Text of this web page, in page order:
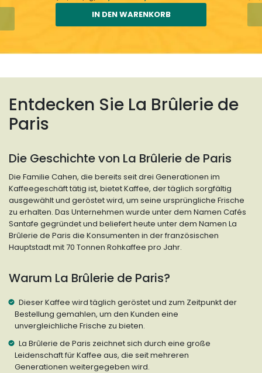
IN DEN WARENKORB
Entdecken Sie La Brûlerie de
Paris
Die Geschichte von La Brûlerie de Paris
Die Familie Cahen, die bereits seit drei Generationen im
Kaffeegeschäft tätig ist, bietet Kaffee, der täglich sorgfältig
ausgewählt und geröstet wird, um seine ursprüngliche Frische
zu erhalten. Das Unternehmen wurde unter dem Namen Cafés
Santafe gegründet und beliefert heute unter dem Namen La
Brûlerie de Paris die Konsumenten in der französischen
Hauptstadt mit 70 Tonnen Rohkaffee pro Jahr.
Warum La Brûlerie de Paris?
Dieser Kaffee wird täglich geröstet und zum Zeitpunkt der
Bestellung gemahlen, um den Kunden eine
unvergleichliche Frische zu bieten.
La Brûlerie de Paris zeichnet sich durch eine große
Leidenschaft für Kaffee aus, die seit mehreren
Generationen weitergegeben wird.